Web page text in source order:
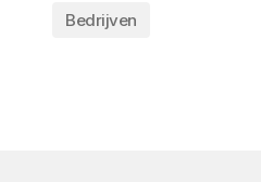
Bedrijven